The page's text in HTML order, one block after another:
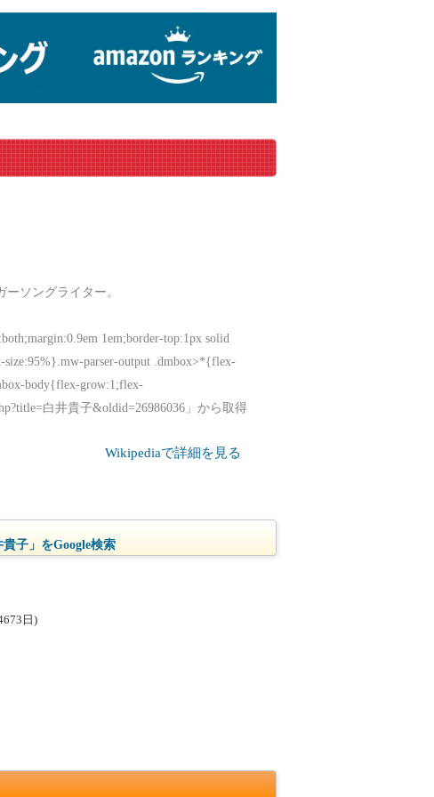
ソングライター。
1em;border-top:1px solid
size:95%}.mw-parser-output .dmbox>*{flex-
body{flex-grow:1;flex-
白井貴子&oldid=26986036」から取得
Wikipediaで詳細を見る
貴子」をGoogle検索
日)